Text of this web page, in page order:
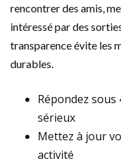
rencontrer des amis,
intéressé par des
transparence évite les
durables.
Répondez
sérieux
Mettez à jour
activité